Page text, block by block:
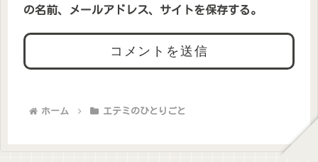
の名前、メールアドレス、サイトを保存する。
ホーム エテミのひとりごと